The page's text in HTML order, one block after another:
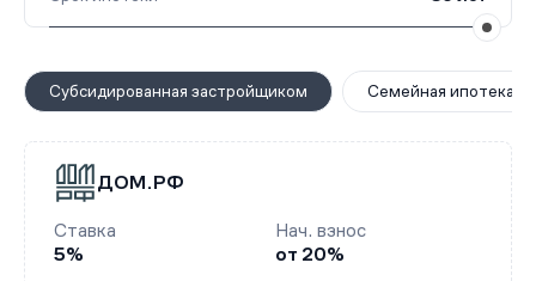
Субсидированная застройщиком Семейная ипотека
ДОМ.РФ
Ставка
5%
Нач. взнос
от 20%